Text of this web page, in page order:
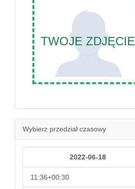
TWOJE ZDJĘCIE
Wybierz przedział czasowy
2022-06-18
11:36+00:30